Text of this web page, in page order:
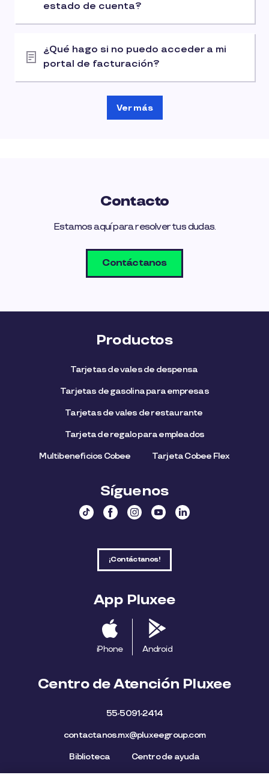
estado de cuenta?
¿Qué hago si no puedo acceder a mi
portal de facturación?
Ver más
Contacto
Estamos aquí para resolver tus dudas.
Contáctanos
Productos
Tarjetas de vales de despensa
Tarjetas de gasolina para empresas
Tarjetas de vales de restaurante
Tarjeta de regalo para empleados​
Multibeneficios Cobee Tarjeta Cobee Flex
Síguenos
¡Contáctanos!
App Pluxee
iPhone Android
Centro de Atención Pluxee
55-5091-2414
contactanos.mx@pluxeegroup.com
Biblioteca Centro de ayuda